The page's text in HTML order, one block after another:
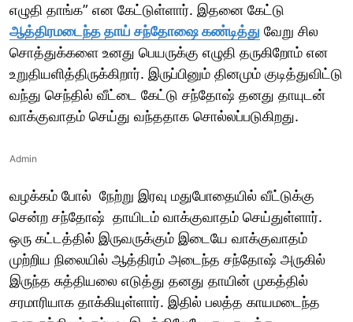
எழுதி தாங்க” என கேட்டுள்ளார். இதனை கேட்டு
ஆத்திரமடைந்த தாய் சந்தோஷை கண்டித்து வேறு சில
சொத்துக்களை உனது பெயருக்கு எழுதி தருகிறோம் என
உறுதியளித்திருக்கிறார். இருப்பினும் தினமும் குடித்துவிட்டு
வந்து செந்தில் வீட்டை கேட்டு சந்தோஷ் தனது தாயுடன்
வாக்குவாதம் செய்து வந்ததாக சொல்லப்படுகிறது.
Admin
வழக்கம் போல் நேற்று இரவு மதுபோதையில் வீட்டுக்கு
சென்ற சந்தோஷ் தாயிடம் வாக்குவாதம் செய்துள்ளார்.
ஒரு கட்டத்தில் இருவருக்கும் இடையே வாக்குவாதம்
முற்றிய நிலையில் ஆத்திரம் அடைந்த சந்தோஷ் அருகில்
இருந்த சுத்தியலை எடுத்து தனது தாயின் முகத்தில்
சரமாரியாக தாக்கியுள்ளார். இதில் பலத்த காயமடைந்த